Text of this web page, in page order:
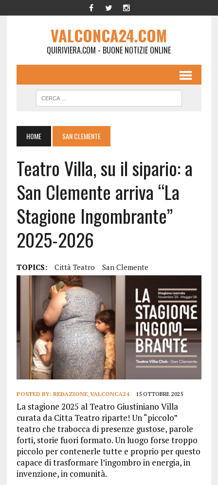
VALCONCA24.COM
QUIRIVIERA.COM - BUONE NOTIZIE ONLINE
HOME SAN CLEMENTE
Teatro Villa, su il sipario: a
San Clemente arriva “La
Stagione Ingombrante”
2025-2026
TOPICS: Città Teatro San Clemente
POSTED BY: REDAZIONE_VALCONCA24 15 OTTOBRE 2025
La stagione 2025 al Teatro Giustiniano Villa
curata da Citta Teatro riparte! Un “piccolo”
teatro che trabocca di presenze gustose, parole
forti, storie fuori formato. Un luogo forse troppo
piccolo per contenerle tutte e proprio per questo
capace di trasformare l’ingombro in energia, in
invenzione, in comunità.